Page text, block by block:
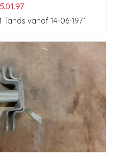
vanaf 14-06-1971